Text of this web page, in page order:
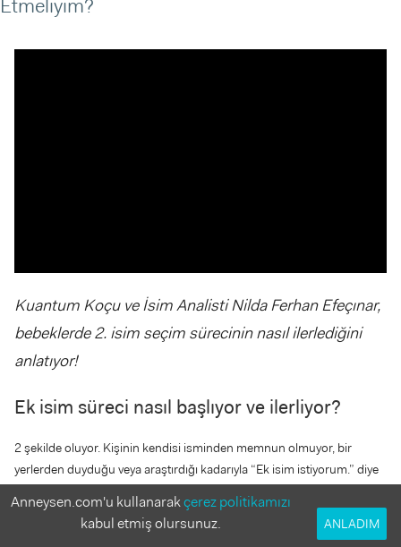
Etmeliyim?
Kuantum Koçu ve İsim Analisti Nilda Ferhan Efeçınar,
bebeklerde 2. isim seçim sürecinin nasıl ilerlediğini
anlatıyor!
Ek isim süreci nasıl başlıyor ve ilerliyor?
2 şekilde oluyor. Kişinin kendisi isminden memnun olmuyor, bir
yerlerden duyduğu veya araştırdığı kadarıyla “Ek isim istiyorum.” diye
olursa daha iyi olacağı ortaya çıkıyor.
Anneysen.com'u kullanarakçerez politikamızı
kabul etmiş olursunuz.
ANLADIM